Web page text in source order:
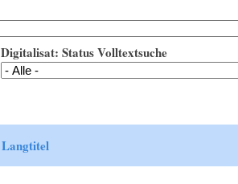
Digitalisat: Status Volltextsuche
Langtitel